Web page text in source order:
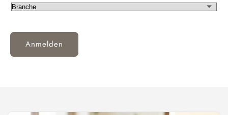
Branche
Anmelden